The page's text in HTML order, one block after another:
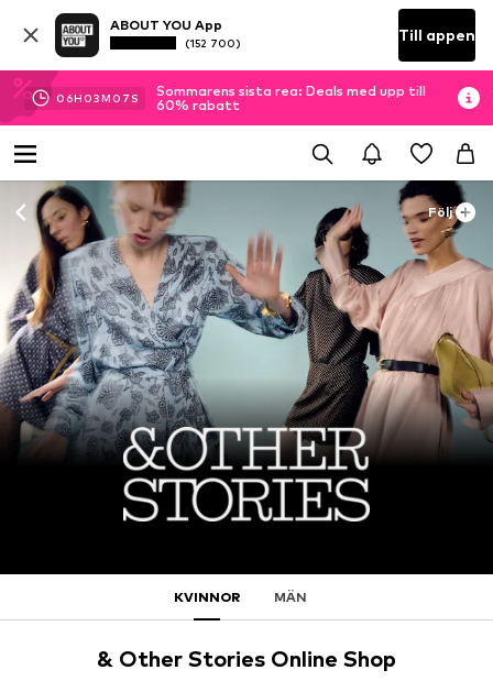
ABOUT YOU App
(152 700) Till appen
06H 03M 05 S
Sommarens sista rea: Deals med upp till
60% rabatt
Följ
KVINNOR MÄN
& Other Stories Online Shop